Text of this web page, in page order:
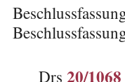
Drs 20/1068